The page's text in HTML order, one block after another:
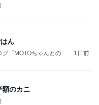
ん
「MOTOちゃんとのは
1日前
額のカニ